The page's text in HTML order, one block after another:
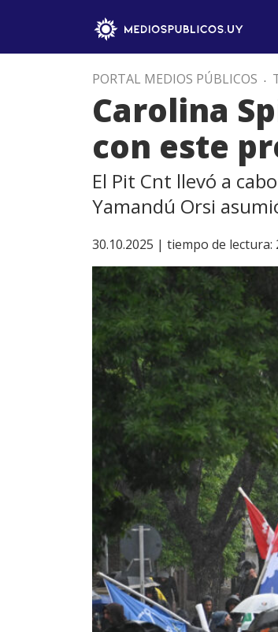
PORTAL MEDIOS PÚBLICOS .
Carolina
con este
El Pit Cnt llevó a
Yamandú Orsi
30.10.2025 | tiempo de lectura: